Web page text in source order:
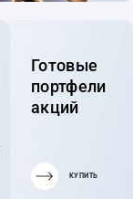
Готовые
портфели
акций
КУПИТЬ